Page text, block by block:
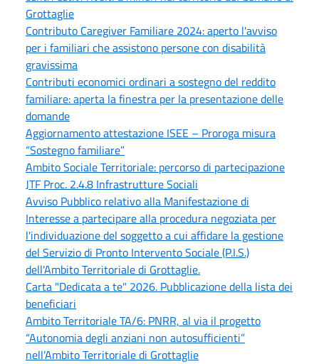
Grottaglie
Contributo Caregiver Familiare 2024: aperto l'avviso
per i familiari che assistono persone con disabilità
gravissima
Contributi economici ordinari a sostegno del reddito
familiare: aperta la finestra per la presentazione delle
domande
Aggiornamento attestazione ISEE – Proroga misura
“Sostegno familiare”
Ambito Sociale Territoriale: percorso di partecipazione
JTF Proc. 2.4.8 Infrastrutture Sociali
Avviso Pubblico relativo alla Manifestazione di
Interesse a partecipare alla procedura negoziata per
l'individuazione del soggetto a cui affidare la gestione
del Servizio di Pronto Intervento Sociale (P.I.S.)
dell'Ambito Territoriale di Grottaglie.
Carta "Dedicata a te" 2026. Pubblicazione della lista dei
beneficiari
Ambito Territoriale TA/6: PNRR, al via il progetto
“Autonomia degli anziani non autosufficienti”
nell’Ambito Territoriale di Grottaglie